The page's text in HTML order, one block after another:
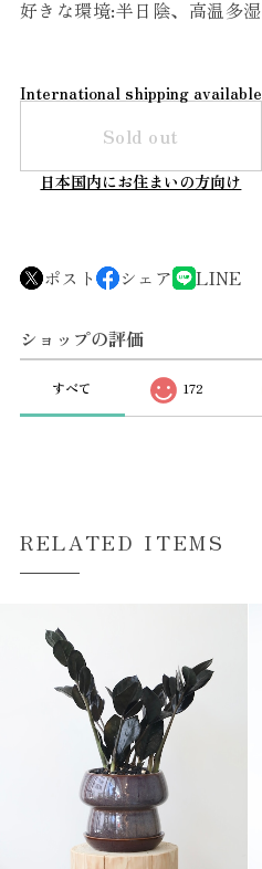
好きな環境:半日陰、高温多湿
International shipping available
Sold out
日本国内にお住まいの方向け
ポスト シェア LINE
ショップの評価
すべて 172
RELATED ITEMS